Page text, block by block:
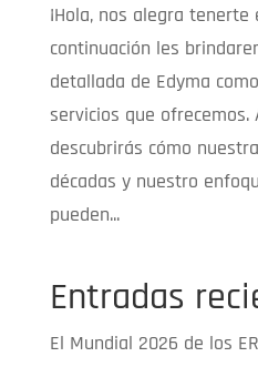
¡Hola, nos alegra
continuación les
detallada de Edyma
servicios que ofrecemos.
descubrirás cómo
décadas y nuestro
pueden...
Entradas
El Mundial 2026 de los